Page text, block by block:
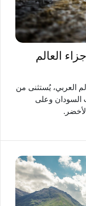
العالم
العربي، يُستثنى من
السودان وعلى